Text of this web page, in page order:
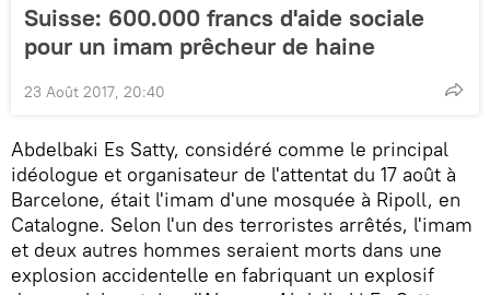
Suisse: 600.000 francs d'aide sociale
pour un imam prêcheur de haine
23 Août 2017, 20:40
Abdelbaki Es Satty, considéré comme le principal
idéologue et organisateur de l'attentat du 17 août à
Barcelone, était l'imam d'une mosquée à Ripoll, en
Catalogne. Selon l'un des terroristes arrêtés, l'imam
et deux autres hommes seraient morts dans une
explosion accidentelle en fabriquant un explosif